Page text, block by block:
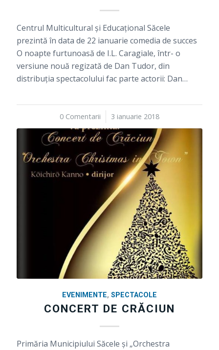
Centrul Multicultural şi Educaţional Săcele
prezintă în data de 22 ianuarie comedia de succes
O noapte furtunoasă de I.L. Caragiale, într- o
versiune nouă regizată de Dan Tudor, din
distribuţia spectacolului fac parte actorii: Dan…
0 Comentarii
/ 3 ianuarie 2018
EVENIMENTE, SPECTACOLE
CONCERT DE CRĂCIUN
Primăria Municipiului Săcele și „Orchestra